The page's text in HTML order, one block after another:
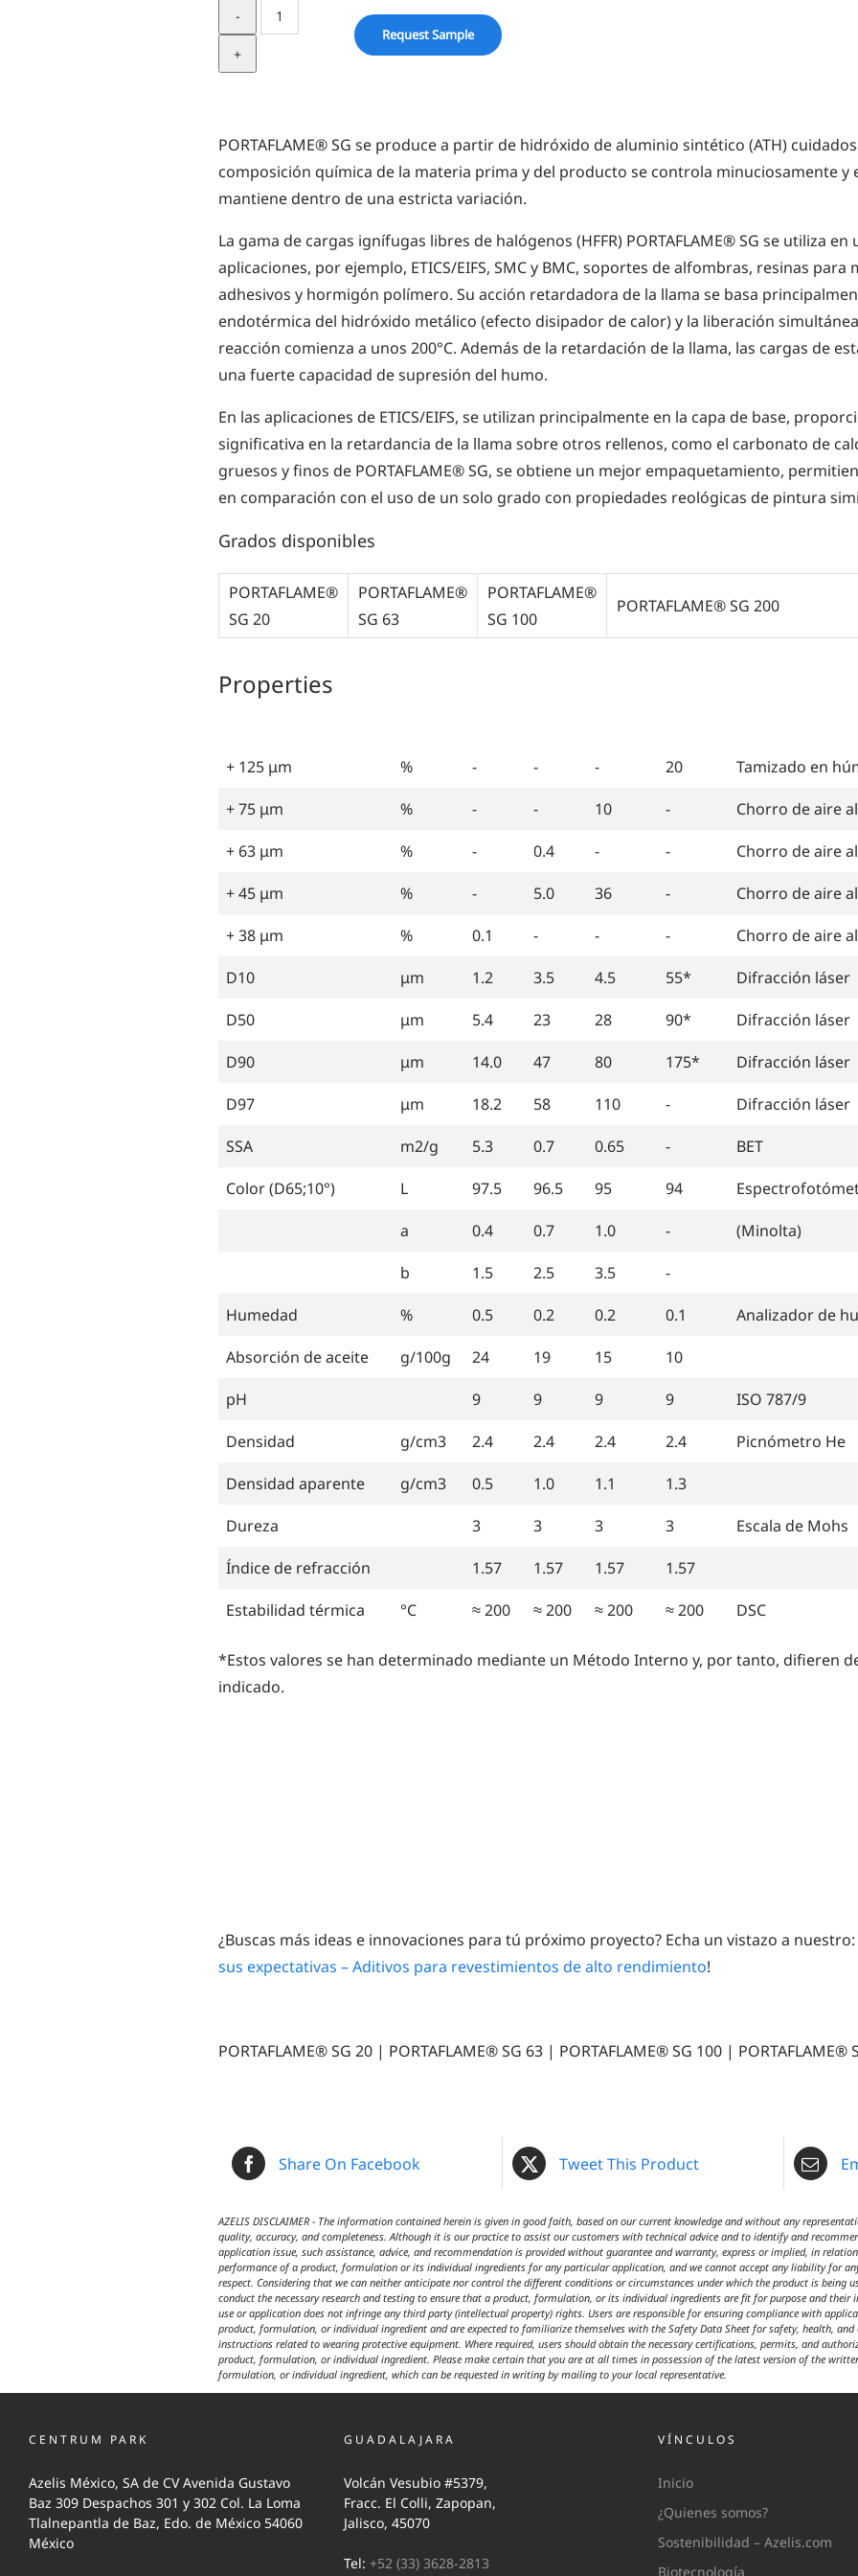
Portaflame®
SG
Request Sample
PORTAFLAME® SG se produce a partir de hidróxido de aluminio sintético (ATH)
composición química de la materia prima y del producto se controla minuciosamente y
mantiene dentro de una estricta variación.
La gama de cargas ignífugas libres de halógenos (HFFR) PORTAFLAME® SG se utiliza
aplicaciones, por ejemplo, ETICS/EIFS, SMC y BMC, soportes de alfombras, resinas para
adhesivos y hormigón polímero. Su acción retardadora de la llama se basa
endotérmica del hidróxido metálico (efecto disipador de calor) y la liberación
reacción comienza a unos 200°C. Además de la retardación de la llama, las cargas de
una fuerte capacidad de supresión del humo.
En las aplicaciones de ETICS/EIFS, se utilizan principalmente en la capa de base,
significativa en la retardancia de la llama sobre otros rellenos, como el carbonato de
gruesos y finos de PORTAFLAME® SG, se obtiene un mejor empaquetamiento,
en comparación con el uso de un solo grado con propiedades reológicas de pintura
Grados disponibles
PORTAFLAME®
SG 20
PORTAFLAME®
SG 63
PORTAFLAME®
SG 100
PORTAFLAME® SG 200
Properties
+ 125 μm
% - - - 20
Tamizado en
+ 75 μm
% - - 10 -
Chorro de aire
+ 63 μm
% - 0.4 - -
Chorro de aire
+ 45 μm
% - 5.0 36 -
Chorro de aire
+ 38 μm
% 0.1 - - -
Chorro de aire
D10
μm 1.2 3.5 4.5 55*
Difracción láser
D50
μm 5.4 23 28 90*
Difracción láser
D90
μm 14.0 47 80 175*
Difracción láser
D97
μm 18.2 58 110 -
Difracción láser
SSA
m2/g 5.3 0.7 0.65 -
BET
Color (D65;10°)
L 97.5 96.5 95 94
a
0.4 0.7 1.0 -
(Minolta)
b
1.5 2.5 3.5
-
Humedad
% 0.5 0.2 0.2 0.1
Analizador de
Absorción de aceite
g/100g 24 19 15
10
pH
9 9 9 9
ISO 787/9
Densidad
g/cm3 2.4 2.4 2.4 2.4
Picnómetro He
Densidad aparente
g/cm3 0.5 1.0 1.1
1.3
Dureza
3 3 3 3
Escala de Mohs
Índice de refracción
1.57 1.57 1.57
1.57
Estabilidad térmica
°C ≈ 200 ≈ 200 ≈ 200 ≈ 200 DSC
*Estos valores se han determinado mediante un Método Interno y, por tanto, difieren
indicado.
¿Buscas más ideas e innovaciones para tú próximo proyecto? Echa un vistazo a nuestro:
sus expectativas – Aditivos para revestimientos de alto rendimiento!
PORTAFLAME® SG 20 | PORTAFLAME® SG 63 | PORTAFLAME® SG 100 | PORTAFLAME®
Share On Facebook Tweet This Product
AZELIS DISCLAIMER - The information contained herein is given in good faith, based on our current knowledge and without any
quality, accuracy, and completeness. Although it is our practice to assist our customers with technical advice and to identify and
application issue, such assistance, advice, and recommendation is provided without guarantee and warranty, express or implied, in
performance of a product, formulation or its individual ingredients for any particular application, and we cannot accept any liability for
respect. Considering that we can neither anticipate nor control the different conditions or circumstances under which the product is being
conduct the necessary research and testing to ensure that a product, formulation, or its individual ingredients are fit for purpose and their
use or application does not infringe any third party (intellectual property) rights. Users are responsible for ensuring compliance with
product, formulation, or individual ingredient and are expected to familiarize themselves with the Safety Data Sheet for safety, health,
instructions related to wearing protective equipment. Where required, users should obtain the necessary certifications, permits, and
product, formulation, or individual ingredient. Please make certain that you are at all times in possession of the latest version of the
formulation, or individual ingredient, which can be requested in writing by mailing to your local representative.
CENTRUM PARK
Azelis México, SA de CV Avenida Gustavo
Baz 309 Despachos 301 y 302 Col. La Loma
Tlalnepantla de Baz, Edo. de México 54060
México
GUADALAJARA
Volcán Vesubio #5379,
Fracc. El Colli, Zapopan,
Jalisco, 45070
Tel: +52 (33) 3628-2813
VÍNCULOS
Inicio
¿Quienes somos?
Sostenibilidad – Azelis.com
Biotecnología